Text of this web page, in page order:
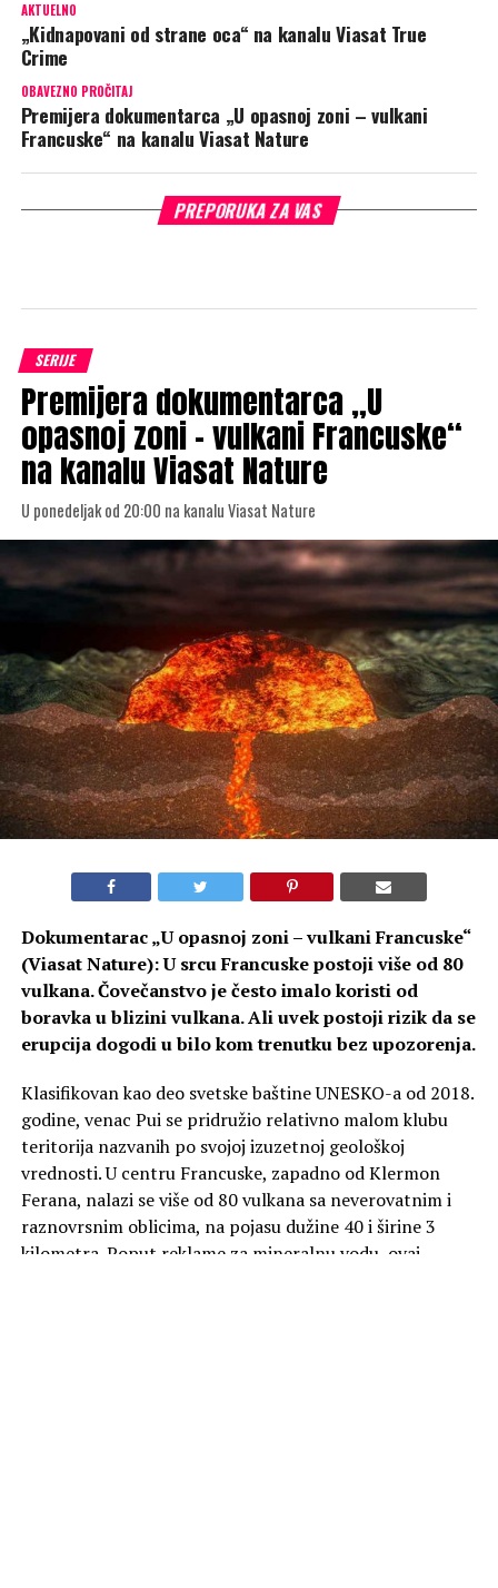
AKTUELNO
„Kidnapovani od strane oca“ na kanalu Viasat True
Crime
OBAVEZNO PROČITAJ
Premijera dokumentarca „U opasnoj zoni – vulkani
Francuske“ na kanalu Viasat Nature
PREPORUKA ZA VAS
SERIJE
Premijera dokumentarca „U
opasnoj zoni – vulkani Francuske“
na kanalu Viasat Nature
U ponedeljak od 20:00 na kanalu Viasat Nature
Dokumentarac „U opasnoj zoni – vulkani Francuske“
(Viasat Nature): U srcu Francuske postoji više od 80
vulkana. Čovečanstvo je često imalo koristi od
boravka u blizini vulkana. Ali uvek postoji rizik da se
erupcija dogodi u bilo kom trenutku bez upozorenja.
Klasifikovan kao deo svetske baštine UNESKO-a od 2018.
godine, venac Pui se pridružio relativno malom klubu
teritorija nazvanih po svojoj izuzetnoj geološkoj
vrednosti. U centru Francuske, zapadno od Klermon
Ferana, nalazi se više od 80 vulkana sa neverovatnim i
raznovrsnim oblicima, na pojasu dužine 40 i širine 3
kilometra. Poput reklame za mineralnu vodu, ovaj